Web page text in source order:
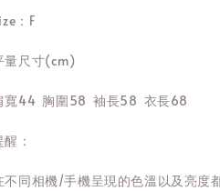
：F
量尺寸(cm)
44 胸圍58 袖長58 衣長68
：
不同相機/手機呈現的色溫以及亮度